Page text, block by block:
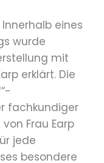
eines
wurde
mit
erklärt. Die
fachkundiger
Frau Earp
jede
besondere